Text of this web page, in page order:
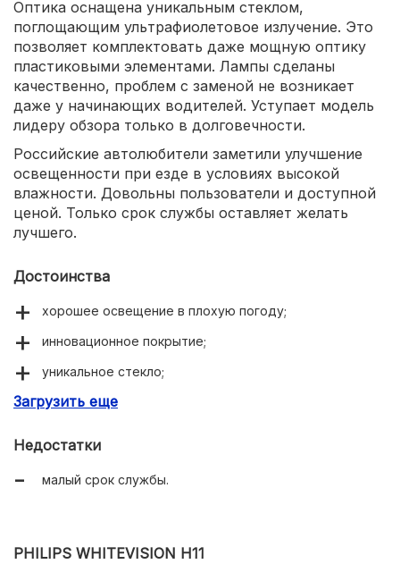
Оптика оснащена уникальным стеклом,
поглощающим ультрафиолетовое излучение. Это
позволяет комплектовать даже мощную оптику
пластиковыми элементами. Лампы сделаны
качественно, проблем с заменой не возникает
даже у начинающих водителей. Уступает модель
лидеру обзора только в долговечности.
Российские автолюбители заметили улучшение
освещенности при езде в условиях высокой
влажности. Довольны пользователи и доступной
ценой. Только срок службы оставляет желать
лучшего.
Достоинства
хорошее освещение в плохую погоду;
инновационное покрытие;
уникальное стекло;
приемлемая цена.
Загрузить еще
Недостатки
малый срок службы.
PHILIPS WHITEVISION H11